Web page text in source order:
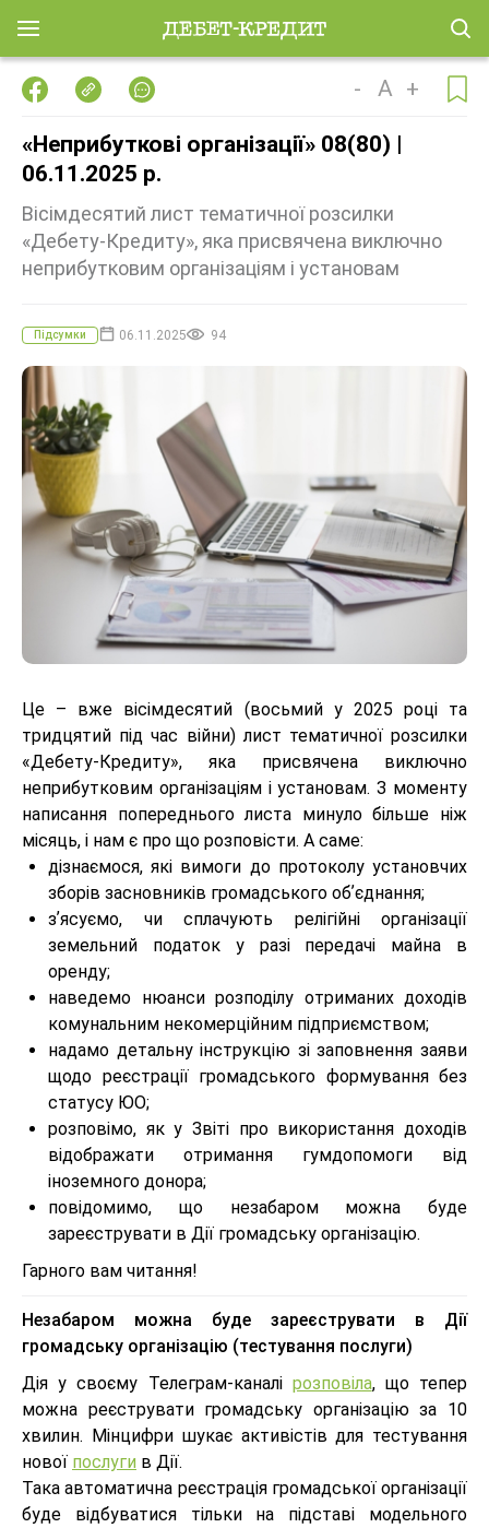
- A +
«Неприбуткові організації» 08(80) |
06.11.2025 р.
Вісімдесятий лист тематичної розсилки
«Дебету-Кредиту», яка присвячена виключно
неприбутковим організаціям і установам
Підсумки 06.11.2025 94
Це – вже вісімдесятий (восьмий у 2025 році та
тридцятий під час війни) лист тематичної розсилки
«Дебету-Кредиту», яка присвячена виключно
неприбутковим організаціям і установам. З моменту
написання попереднього листа минуло більше ніж
місяць, і нам є про що розповісти. А саме:
дізнаємося, які вимоги до протоколу установчих
зборів засновників громадського обʼєднання;
зʼясуємо, чи сплачують релігійні організації
земельний податок у разі передачі майна в
оренду;
наведемо нюанси розподілу отриманих доходів
комунальним некомерційним підприємством;
надамо детальну інструкцію зі заповнення заяви
щодо реєстрації громадського формування без
статусу ЮО;
розповімо, як у Звіті про використання доходів
відображати отримання гумдопомоги від
іноземного донора;
повідомимо, що незабаром можна буде
зареєструвати в Дії громадську організацію.
Гарного вам читання!
Незабаром можна буде зареєструвати в Дії
громадську організацію (тестування послуги)
Дія у своєму Телеграм-каналі розповіла, що тепер
можна реєструвати громадську організацію за 10
хвилин. Мінцифри шукає активістів для тестування
нової послуги в Дії.
Така автоматична реєстрація громадської організації
буде відбуватися тільки на підставі модельного